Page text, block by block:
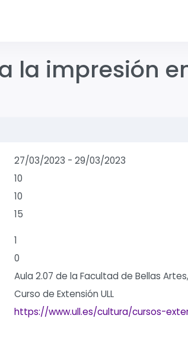
la impresión
27/03/2023 - 29/03/2023
10
10
15
1
0
Aula 2.07 de la Facultad de Bellas Artes,
Curso de Extensión ULL
https://www.ull.es/cultura/cursos-